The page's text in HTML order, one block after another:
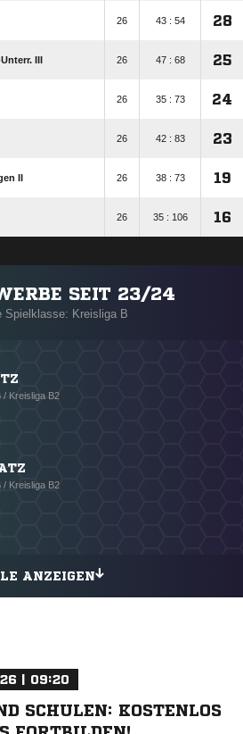
26 43 : 54 28
III 26 47 : 68 25
26 35 : 73 24
26 42 : 83 23
II 26 38 : 73 19
26 35 : 106 16
SEIT 23/24
Spielklasse: Kreisliga B
/ Kreisliga B2
/ Kreisliga B2
ANZEIGEN
| 09:20
SCHULEN: KOSTENLOS